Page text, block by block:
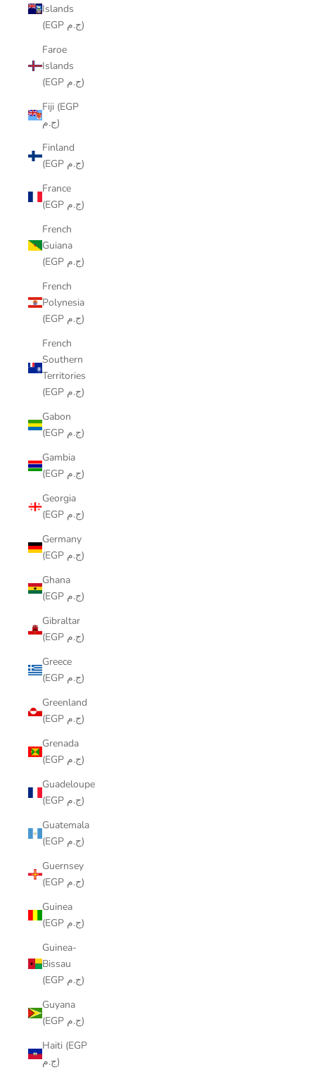
Islands
(EGP ج.م)
Faroe
Islands
(EGP ج.م)
Fiji (EGP
ج.م)
Finland
(EGP ج.م)
France
(EGP ج.م)
French
Guiana
(EGP ج.م)
French
Polynesia
(EGP ج.م)
French
Southern
Territories
(EGP ج.م)
Gabon
(EGP ج.م)
Gambia
(EGP ج.م)
Georgia
(EGP ج.م)
Germany
(EGP ج.م)
Ghana
(EGP ج.م)
Gibraltar
(EGP ج.م)
Greece
(EGP ج.م)
Greenland
(EGP ج.م)
Grenada
(EGP ج.م)
Guadeloupe
(EGP ج.م)
Guatemala
(EGP ج.م)
Guernsey
(EGP ج.م)
Guinea
(EGP ج.م)
Guinea-
Bissau
(EGP ج.م)
Guyana
(EGP ج.م)
Haiti (EGP
ج.م)